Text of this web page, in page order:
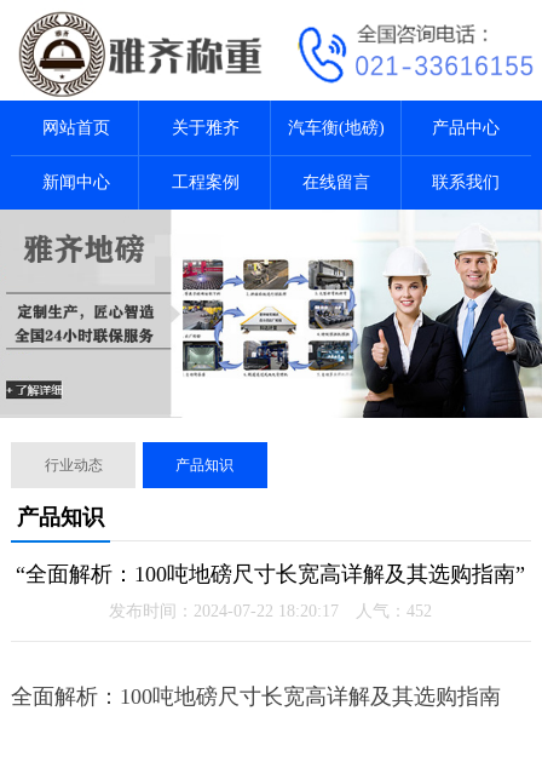
网站首页 关于雅齐 汽车衡(地磅) 产品中心
新闻中心 工程案例 在线留言 联系我们
行业动态 产品知识
产品知识
“全面解析：100吨地磅尺寸长宽高详解及其选购指南”
发布时间：2024-07-22 18:20:17 人气：452
全面解析：100吨地磅尺寸长宽高详解及其选购指南